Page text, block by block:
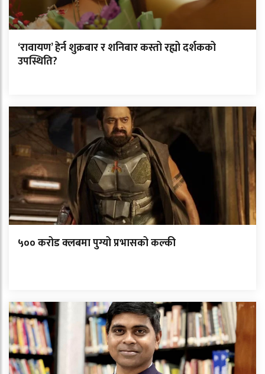
‘रावायण’ हेर्न शुक्रबार र शनिबार कस्तो रह्यो दर्शकको
उपस्थिति?
५०० करोड क्लबमा पुग्यो प्रभासको कल्की